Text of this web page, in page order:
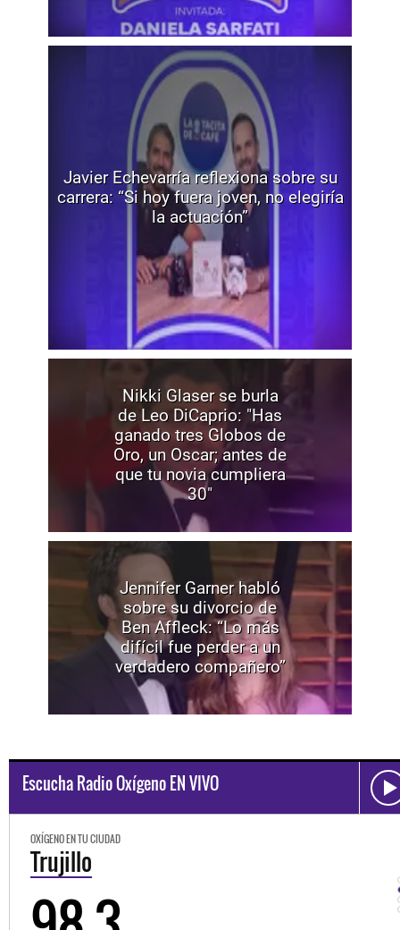
Javier Echevarría reflexiona sobre su
carrera: “Si hoy fuera joven, no elegiría
la actuación”
Nikki Glaser se burla
de Leo DiCaprio: "Has
ganado tres Globos de
Oro, un Oscar; antes de
que tu novia cumpliera
30"
Jennifer Garner habló
sobre su divorcio de
Ben Affleck: “Lo más
difícil fue perder a un
verdadero compañero”
Escucha Radio Oxígeno EN VIVO
OXÍGENO EN TU CIUDAD
Trujillo